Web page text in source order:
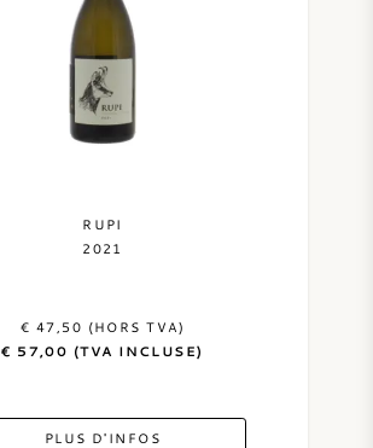
RUPI
2021
€ 47,50 (HORS TVA)
€ 57,00 (TVA INCLUSE)
PLUS D'INFOS